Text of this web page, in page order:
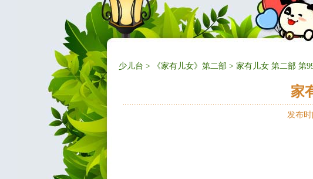
少儿台 > 《家有儿女》第二部 > 家有儿女 第二部 第
家
发布时